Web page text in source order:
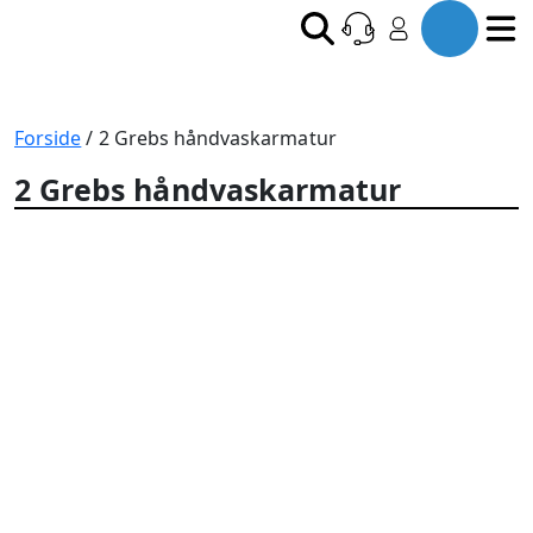
Forside/ 2 Grebs håndvaskarmatur
2 Grebs håndvaskarmatur